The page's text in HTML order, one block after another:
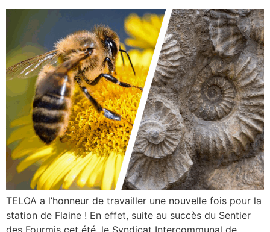
TELOA a l’honneur de travailler une nouvelle fois pour la
station de Flaine ! En effet, suite au succès du Sentier
des Fourmis cet été, le Syndicat Intercommunal de